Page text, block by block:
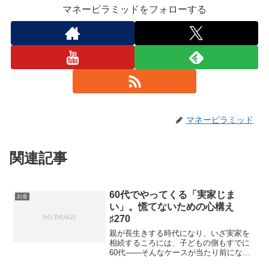
マネーピラミッドをフォローする
マネーピラミッド
関連記事
お金
60代でやってくる「実家じま
い」。慌てないための心構え
♯270
親が長生きする時代になり、いざ実家を
相続するころには、子どもの側もすでに
60代——そんなケースが当たり前になっ